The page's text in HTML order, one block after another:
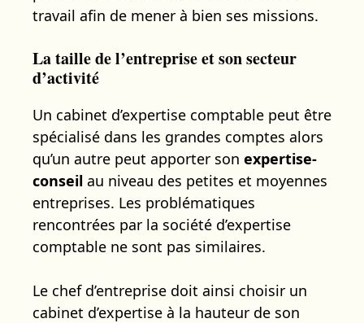
travail afin de mener à bien ses missions.
La taille de l’entreprise et son secteur
d’activité
Un cabinet d’expertise comptable peut être
spécialisé dans les grandes comptes alors
qu’un autre peut apporter son expertise-
conseil au niveau des petites et moyennes
entreprises. Les problématiques
rencontrées par la société d’expertise
comptable ne sont pas similaires.
Le chef d’entreprise doit ainsi choisir un
cabinet d’expertise à la hauteur de son